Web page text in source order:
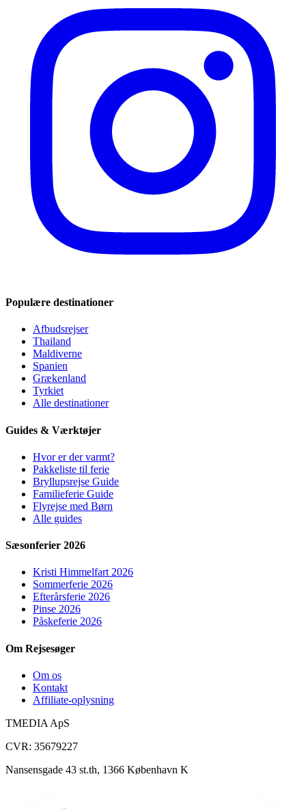
Populære destinationer
Afbudsrejser
Thailand
Maldiverne
Spanien
Grækenland
Tyrkiet
Alle destinationer
Guides & Værktøjer
Hvor er der varmt?
Pakkeliste til ferie
Bryllupsrejse Guide
Familieferie Guide
Flyrejse med Børn
Alle guides
Sæsonferier 2026
Kristi Himmelfart 2026
Sommerferie 2026
Efterårsferie 2026
Pinse 2026
Påskeferie 2026
Om Rejsesøger
Om os
Kontakt
Affiliate-oplysning
TMEDIA ApS
CVR: 35679227
Nansensgade 43 st.th, 1366 København K